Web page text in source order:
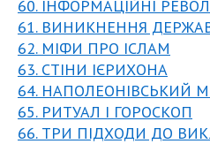
60. ІНФОРМАЦІЙНІ
61. ВИНИКНЕННЯ
62. МІФИ ПРО ІСЛАМ
63. СТІНИ ІЄРИХОНА
64. НАПОЛЕОНІВСЬКИЙ
65. РИТУАЛ І ГОРОСКОП
66. ТРИ ПІДХОДИ ДО